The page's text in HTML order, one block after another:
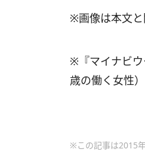
※画像は本文
※『マイナビ
歳の働く女性）
※この記事は2015